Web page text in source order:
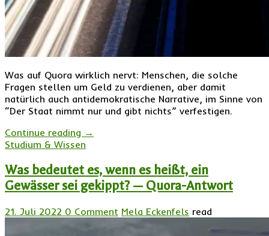
Was auf Quora wirklich nervt: Menschen, die solche
Fragen stellen um Geld zu verdienen, aber damit
natürlich auch antidemokratische Narrative, im Sinne von
“Der Staat nimmt nur und gibt nichts” verfestigen.
Continue reading →
Studium & Wissen
Was bedeutet es, wenn es heißt, ein
Gewässer sei gekippt? — Quora-Antwort
21. Juli 2022 0 Comment Mela Eckenfels read